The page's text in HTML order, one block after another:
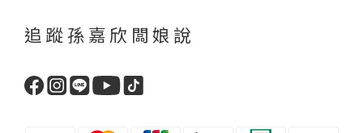
追蹤孫嘉欣闆娘說